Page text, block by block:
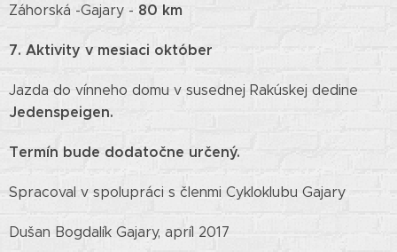
Záhorská -Gajary - 80 km
7. Aktivity v mesiaci október
Jazda do vínneho domu v susednej Rakúskej dedine
Jedenspeigen.
Termín bude dodatočne určený.
Spracoval v spolupráci s členmi Cykloklubu Gajary
Dušan Bogdalík Gajary, apríl 2017